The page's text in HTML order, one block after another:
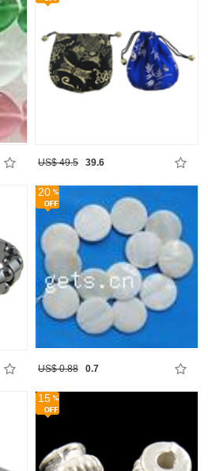
US$ 49.5 39.6
20
US$ 0.88 0.7
15